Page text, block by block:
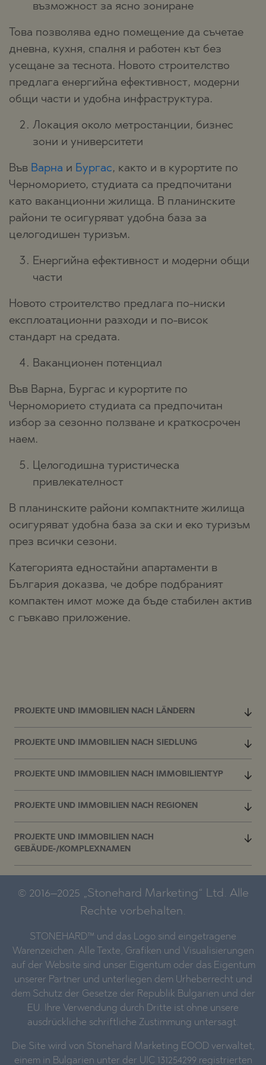
възможност за ясно зониране
Това позволява едно помещение да съчетае
дневна, кухня, спалня и работен кът без
усещане за теснота. Новото строителство
предлага енергийна ефективност, модерни
общи части и удобна инфраструктура.
Локация около метростанции, бизнес
зони и университети
Във Варна и Бургас, както и в курортите по
Черноморието, студиата са предпочитани
като ваканционни жилища. В планинските
райони те осигуряват удобна база за
целогодишен туризъм.
Енергийна ефективност и модерни общи
части
Новото строителство предлага по-ниски
експлоатационни разходи и по-висок
стандарт на средата.
Ваканционен потенциал
Във Варна, Бургас и курортите по
Черноморието студиата са предпочитан
избор за сезонно ползване и краткосрочен
наем.
Целогодишна туристическа
привлекателност
В планинските райони компактните жилища
осигуряват удобна база за ски и еко туризъм
през всички сезони.
Категорията едностайни апартаменти в
България доказва, че добре подбраният
компактен имот може да бъде стабилен актив
с гъвкаво приложение.
PROJEKTE UND IMMOBILIEN NACH LÄNDERN
PROJEKTE UND IMMOBILIEN NACH SIEDLUNG
PROJEKTE UND IMMOBILIEN NACH IMMOBILIENTYP
PROJEKTE UND IMMOBILIEN NACH REGIONEN
PROJEKTE UND IMMOBILIEN NACH
GEBÄUDE-/KOMPLEXNAMEN
© 2016–2025 „Stonehard Marketing“ Ltd. Alle
Rechte vorbehalten.
STONEHARD™ und das Logo sind eingetragene
Warenzeichen. Alle Texte, Grafiken und Visualisierungen
auf der Website sind unser Eigentum oder das Eigentum
unserer Partner und unterliegen dem Urheberrecht und
dem Schutz der Gesetze der Republik Bulgarien und der
EU. Ihre Verwendung durch Dritte ist ohne unsere
ausdrückliche schriftliche Zustimmung untersagt.
Die Site wird von Stonehard Marketing EOOD verwaltet,
einem in Bulgarien unter der UIC 131254299 registrierten